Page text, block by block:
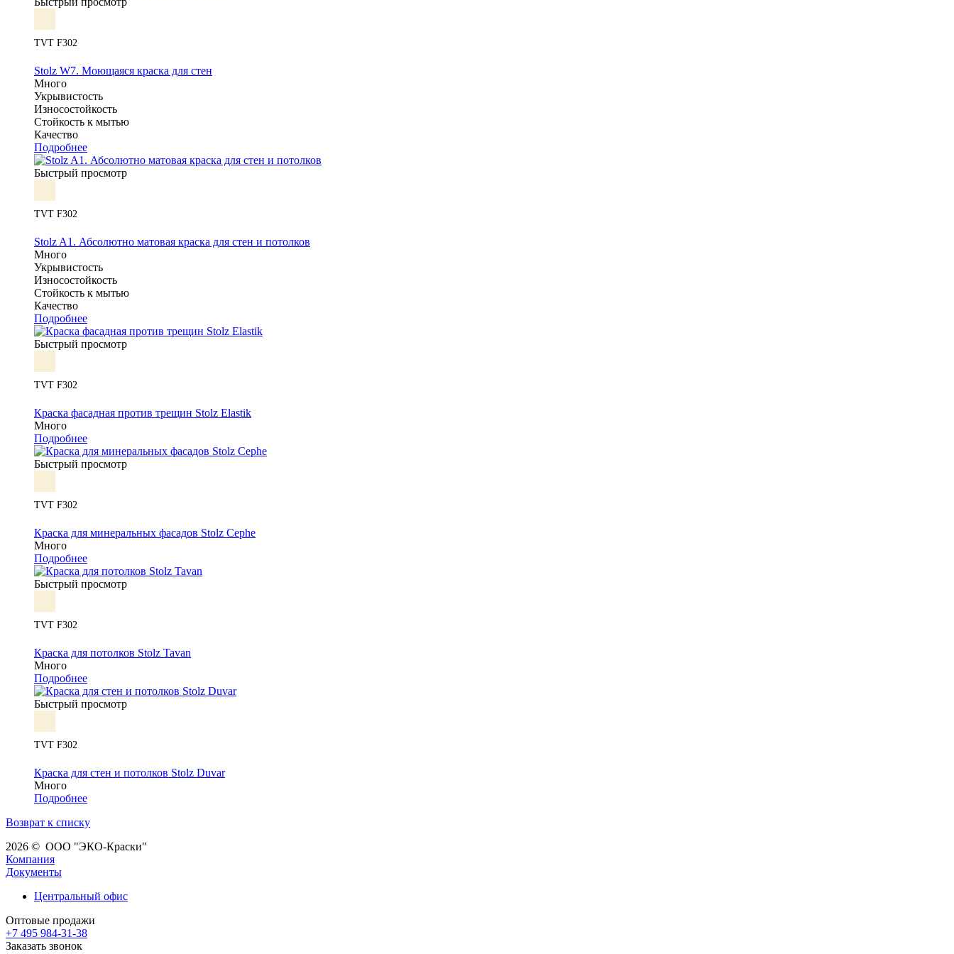
TVT F302
Stolz W7. Моющаяся краска для стен
Много
Укрывистость
Износостойкость
Стойкость к мытью
Качество
Подробнее
Быстрый просмотр
TVT F302
Stolz A1. Абсолютно матовая краска для стен и потолков
Много
Укрывистость
Износостойкость
Стойкость к мытью
Качество
Подробнее
Быстрый просмотр
TVT F302
Краска фасадная против трещин Stolz Elastik
Много
Подробнее
Быстрый просмотр
TVT F302
Краска для минеральных фасадов Stolz Cephe
Много
Подробнее
Быстрый просмотр
TVT F302
Краска для потолков Stolz Tavan
Много
Подробнее
Быстрый просмотр
TVT F302
Краска для стен и потолков Stolz Duvar
Много
Подробнее
Возврат к списку
2026 © ООО "ЭКО-Краски"
Компания
Документы
Центральный офис
Оптовые продажи
+7 495 984-31-38
Заказать звонок